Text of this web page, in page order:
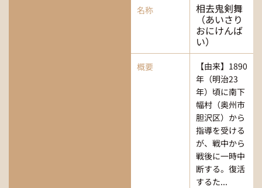
名称 相去鬼剣舞
（あいさり
おにけんば
い）
概要
【由来】1890
年（明治23
年）頃に南下
幅村（奥州市
胆沢区）から
指導を受ける
が、戦中から
戦後に一時中
断する。復活
するた...